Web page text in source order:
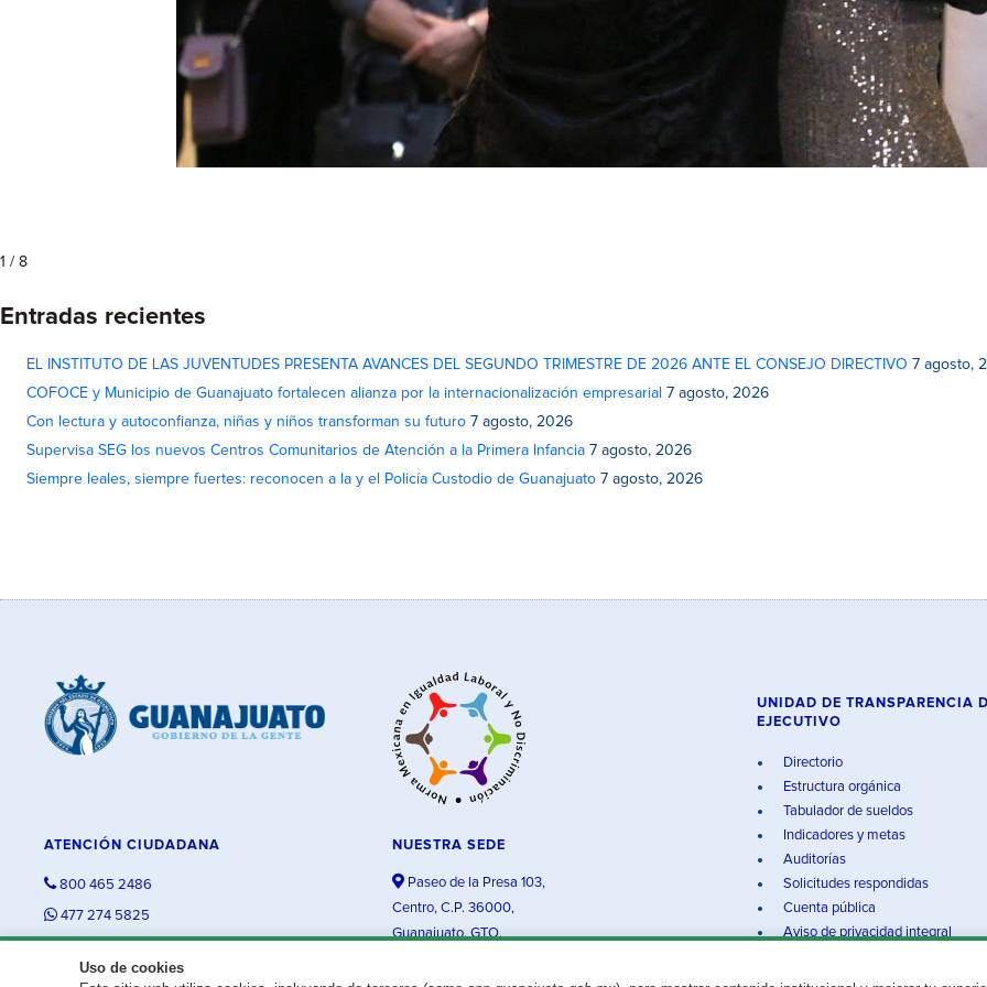
1 / 8
Entradas recientes
EL INSTITUTO DE LAS JUVENTUDES PRESENTA AVANCES DEL SEGUNDO TRIMESTRE DE 2026 ANTE EL CONSEJO DIRECTIVO 7 agosto,
COFOCE y Municipio de Guanajuato fortalecen alianza por la internacionalización empresarial 7 agosto, 2026
Con lectura y autoconfianza, niñas y niños transforman su futuro 7 agosto, 2026
Supervisa SEG los nuevos Centros Comunitarios de Atención a la Primera Infancia 7 agosto, 2026
Siempre leales, siempre fuertes: reconocen a la y el Policía Custodio de Guanajuato 7 agosto, 2026
Uso de cookies
ATENCIÓN CIUDADANA
800 465 2486
477 274 5825
NUESTRA SEDE
Paseo de la Presa 103,
Centro, C.P. 36000,
Guanajuato, GTO.
UNIDAD DE TRANSPARENCIA
EJECUTIVO
Directorio
Estructura orgánica
Tabulador de sueldos
Indicadores y metas
Auditorías
Solicitudes respondidas
Cuenta pública
Aviso de privacidad integral